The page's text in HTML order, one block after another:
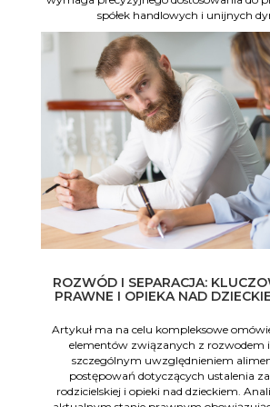
spółek handlowych i unijnych
ROZWÓD I SEPARACJA:
PRAWNE I OPIEKA NAD
Artykuł ma na celu kompleksowe
elementów związanych z rozwodem i
szczególnym uwzględnieniem
postępowań dotyczących ustalenia
rodzicielskiej i opieki nad dzieckiem.